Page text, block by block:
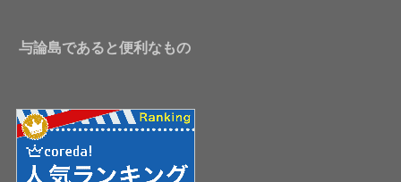
与論島であると便利なもの